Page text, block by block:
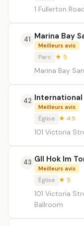
1 Fullerton
41 Marina Bay
Meilleurs avis
Parc ★ 5
Marina Bay
42 International
Meilleurs avis
Église ★ 4.5
101 Victoria
43 GII Hok Im
Meilleurs avis
Église ★ 5
101 Victoria
Ballroom